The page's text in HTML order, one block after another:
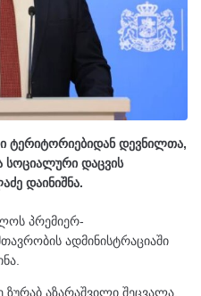
ტერიტორიებიდან დევნილთა,
სოციალური დაცვის
დაინიშნა.
პრემიერ-
ადმინისტრაციაში
ზურაბ აზარაშვილი შეცვალა.